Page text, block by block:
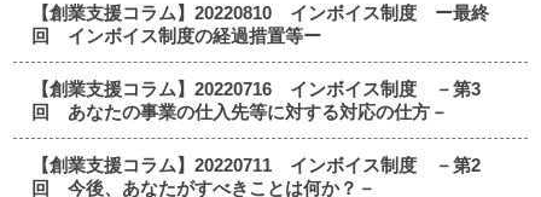
【創業支援コラム】20220810 インボイス制度 ー最終
回 インボイス制度の経過措置等ー
【創業支援コラム】20220716 インボイス制度 －第3
回 あなたの事業の仕入先等に対する対応の仕方－
【創業支援コラム】20220711 インボイス制度 －第2
回 今後、あなたがすべきことは何か？－